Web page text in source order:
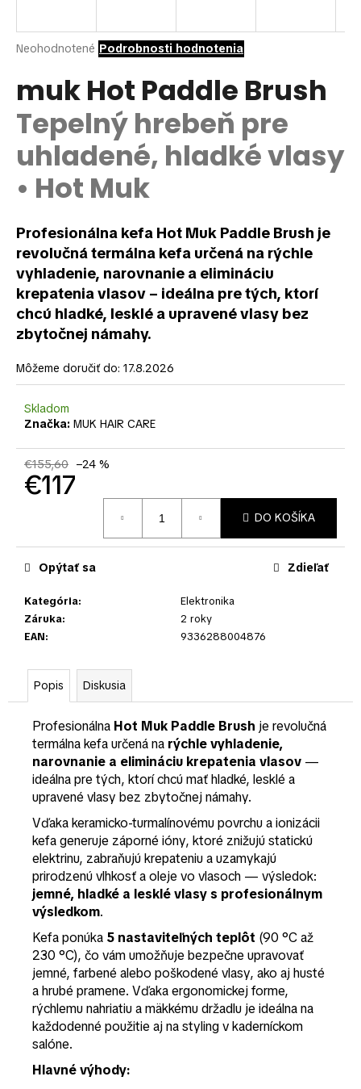
Priemerné
je
hviezdičiek.
Neohodnotené Podrobnosti hodnotenia
muk Hot Paddle Brush
Tepelný hrebeň pre
uhladené, hladké vlasy
• Hot Muk
Profesionálna kefa Hot Muk Paddle Brush je
revolučná termálna kefa určená na rýchle
vyhladenie, narovnanie a elimináciu
krepatenia vlasov – ideálna pre tých, ktorí
chcú hladké, lesklé a upravené vlasy bez
zbytočnej námahy.
Môžeme doručiť do: 17.8.2026
Skladom
Značka: MUK HAIR CARE
€155,60 –24 %
€117
DO KOŠÍKA
Kategória:
Elektronika
Záruka:
2 roky
EAN: 9336288004876
Opýtať sa Zdieľať
Popis Diskusia
Profesionálna Hot Muk Paddle Brush je revolučná
termálna kefa určená na rýchle vyhladenie,
narovnanie a elimináciu krepatenia vlasov —
ideálna pre tých, ktorí chcú mať hladké, lesklé a
upravené vlasy bez zbytočnej námahy.
Vďaka keramicko-turmalínovému povrchu a ionizácii
kefa generuje záporné ióny, ktoré znižujú statickú
elektrinu, zabraňujú krepateniu a uzamykajú
prirodzenú vlhkosť a oleje vo vlasoch — výsledok:
jemné, hladké a lesklé vlasy s profesionálnym
výsledkom.
Kefa ponúka 5 nastaviteľných teplôt (90 °C až
230 °C), čo vám umožňuje bezpečne upravovať
jemné, farbené alebo poškodené vlasy, ako aj husté
a hrubé pramene. Vďaka ergonomickej forme,
rýchlemu nahriatiu a mäkkému držadlu je ideálna na
každodenné použitie aj na styling v kaderníckom
salóne.
Hlavné výhody:
j
ť
?
HĽADAŤ
O
d
p
o
r
ú
č
a
m
e